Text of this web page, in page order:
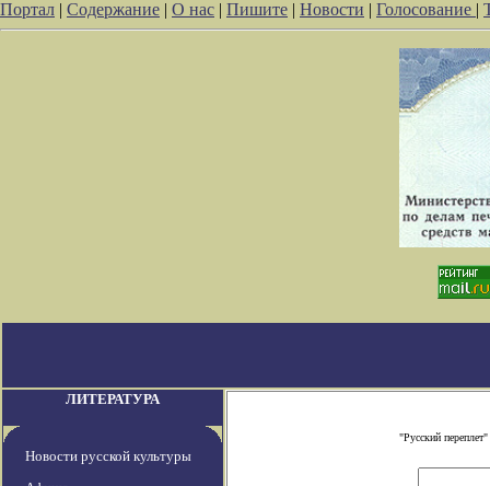
Портал | Содержание | О нас | Пишите | Новости | Голосование |
ЛИТЕРАТУРА
Новости русской культуры
"Русский